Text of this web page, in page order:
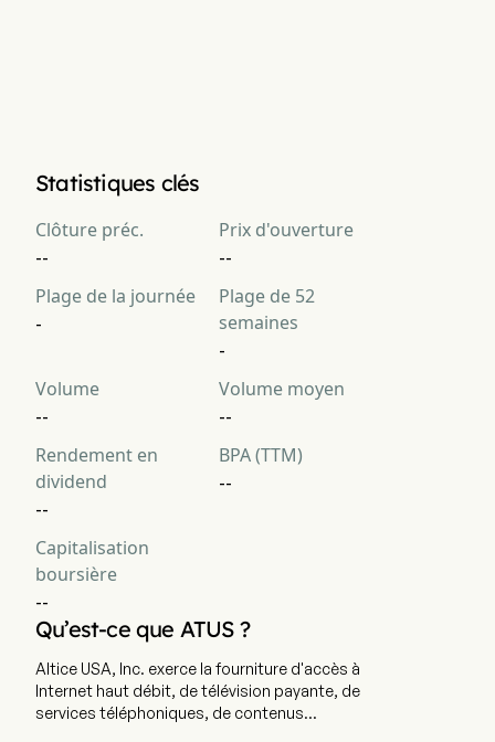
Statistiques clés
Clôture préc.
--
Prix d'ouverture
--
Plage de la journée
-
Plage de 52
semaines
-
Volume
--
Volume moyen
--
Rendement en
dividend
--
BPA (TTM)
--
Capitalisation
boursière
--
Qu’est-ce que ATUS ?
Altice USA, Inc. exerce la fourniture d'accès à
Internet haut débit, de télévision payante, de
services téléphoniques, de contenus